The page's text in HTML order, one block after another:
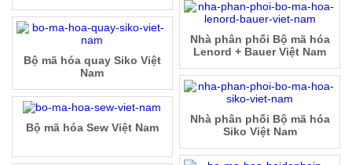
Nhà phân phối Bộ mã hóa
Lenord + Bauer Việt Nam
Bộ mã hóa quay Siko Việt
Nam
Nhà phân phối Bộ mã hóa
Siko Việt Nam
Bộ mã hóa Sew Việt Nam